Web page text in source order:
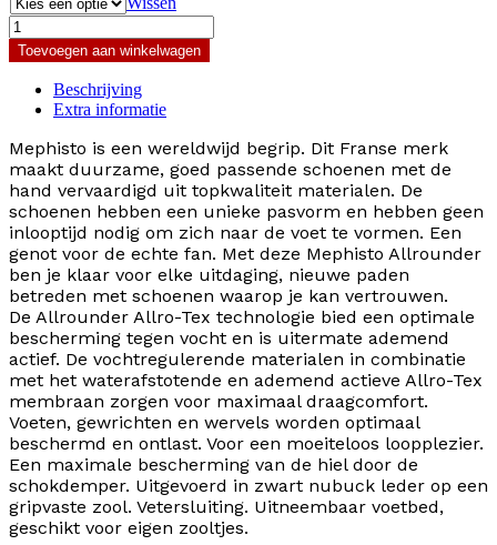
Mephisto
Allrounder
Rake
Off-
Toevoegen aan winkelwagen
Beschrijving
Extra informatie
Mephisto is een wereldwijd begrip. Dit Franse merk
maakt duurzame, goed passende schoenen met de
hand vervaardigd uit topkwaliteit materialen. De
schoenen hebben een unieke pasvorm en hebben geen
inlooptijd nodig om zich naar de voet te vormen. Een
genot voor de echte fan. Met deze Mephisto Allrounder
ben je klaar voor elke uitdaging, nieuwe paden
betreden met schoenen waarop je kan vertrouwen.
De Allrounder Allro-Tex technologie bied een optimale
bescherming tegen vocht en is uitermate ademend
actief. De vochtregulerende materialen in combinatie
met het waterafstotende en ademend actieve Allro-Tex
membraan zorgen voor maximaal draagcomfort.
Voeten, gewrichten en wervels worden optimaal
beschermd en ontlast. Voor een moeiteloos loopplezier.
Een maximale bescherming van de hiel door de
schokdemper. Uitgevoerd in zwart nubuck leder op een
gripvaste zool. Vetersluiting. Uitneembaar voetbed,
geschikt voor eigen zooltjes.